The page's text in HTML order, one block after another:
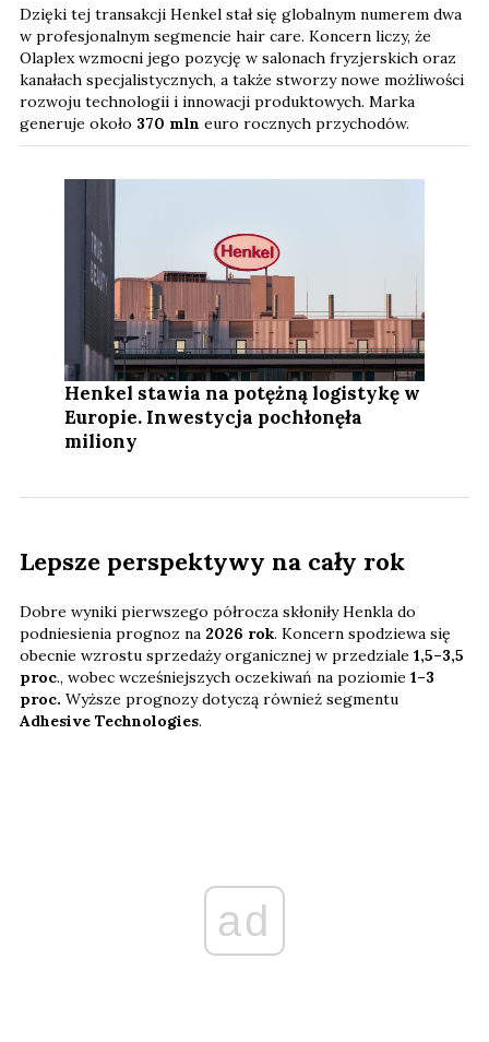
Dzięki tej transakcji Henkel stał się globalnym numerem dwa
w profesjonalnym segmencie hair care. Koncern liczy, że
Olaplex wzmocni jego pozycję w salonach fryzjerskich oraz
kanałach specjalistycznych, a także stworzy nowe możliwości
rozwoju technologii i innowacji produktowych. Marka
generuje około 370 mln euro rocznych przychodów.
Henkel stawia na potężną logistykę w
Europie. Inwestycja pochłonęła
miliony
Lepsze perspektywy na cały rok
Dobre wyniki pierwszego półrocza skłoniły Henkla do
podniesienia prognoz na 2026 rok. Koncern spodziewa się
obecnie wzrostu sprzedaży organicznej w przedziale 1,5–3,5
proc., wobec wcześniejszych oczekiwań na poziomie 1–3
proc. Wyższe prognozy dotyczą również segmentu
Adhesive Technologies.
ad